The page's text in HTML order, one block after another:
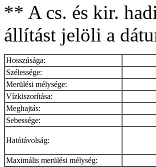
** A cs. és kir.
állítást jelöli a
Hosszúsága:
Szélessége:
Merülési mélysége:
Vízkiszorítása:
Meghajtás:
Sebessége:
Hatótávolság:
Maximális merülési mélység: